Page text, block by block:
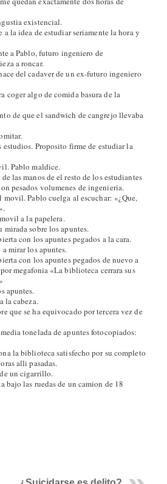
existencial.
a la idea de estudiar seriamente la hora y
a Pablo, futuro ingeniero de
a roncar.
del cadaver de un ex-futuro ingeniero
coger algo de comida basura de la
de que el sandwich de cangrejo llevaba
Proposito firme de estudiar la
Pablo maldice.
las manos de el resto de los estudiantes
pesados volumenes de ingenieria.
movil. Pablo cuelga al escuchar: «¿Que,
a la papelera.
mirada sobre los apuntes.
con los apuntes pegados a la cara.
mirar los apuntes.
con los apuntes pegados de nuevo a
megafonia «La biblioteca cerrara sus
apuntes.
la cabeza.
que se ha equivocado por tercera vez de
tonelada de apuntes fotocopiados:
la biblioteca satisfecho por su completo
alli pasadas.
un cigarrillo.
bajo las ruedas de un camion de 18